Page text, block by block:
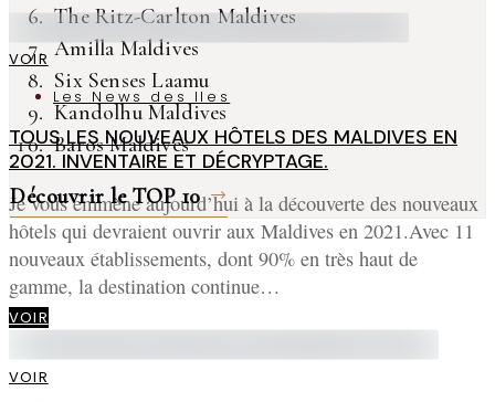
The Ritz-Carlton Maldives
Amilla Maldives
Six Senses Laamu
Kandolhu Maldives
Baros Maldives
Découvrir le TOP 10
VOIR
Les News des Iles
TOUS LES NOUVEAUX HÔTELS DES MALDIVES EN
2021. INVENTAIRE ET DÉCRYPTAGE.
Je vous emmène aujourd’hui à la découverte des nouveaux
hôtels qui devraient ouvrir aux Maldives en 2021.Avec 11
nouveaux établissements, dont 90% en très haut de
gamme, la destination continue…
VOIR
VOIR